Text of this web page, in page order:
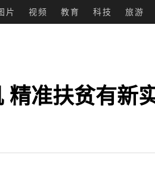
片 视频 教育 科技 旅游
准扶贫有新